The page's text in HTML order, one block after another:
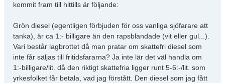
kommit fram till hittills är följande:
Grön diesel (egentligen förbjuden för oss vanliga sjöfarare att
tanka), är ca 1:- billigare än den rapsblandade (vit eller gul...).
Vari består lagbrottet då man pratar om skattefri diesel som
inte får säljas till fritidsfararna? Ja inte lär det väl handla om
1:-billigare/lit. då den riktigt skattefria ligger runt 5-6:-/lit. som
yrkesfolket får betala, vad jag förstått. Den diesel som jag fått